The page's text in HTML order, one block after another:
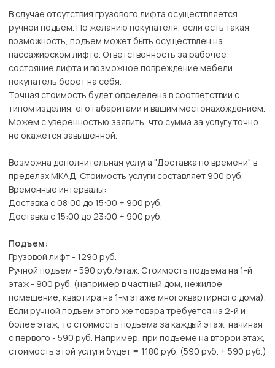
В случае отсутствия грузового лифта осуществляется
ручной подъем. По желанию покупателя, если есть такая
возможность, подъем может быть осуществлен на
пассажирском лифте. Ответственность за рабочее
состояние лифта и возможное повреждение мебели
покупатель берет на себя.
Точная стоимость будет определена в соответствии с
типом изделия, его габаритами и вашим местонахождением.
Можем с уверенностью заявить, что сумма за услугу точно
не окажется завышенной.
Возможна дополнительная услуга "Доставка по времени" в
пределах МКАД. Стоимость услуги составляет 900 руб.
Временные интервалы:
Доставка с 08:00 до 15:00 + 900 руб.
Доставка с 15:00 до 23:00 + 900 руб.
Подъем:
Грузовой лифт - 1290 руб.
Ручной подъем - 590 руб./этаж. Стоимость подъема на 1-й
этаж - 900 руб. (например в частный дом, нежилое
помещение, квартира на 1-м этаже многоквартирного дома).
Если ручной подъем этого же товара требуется на 2-й и
более этаж, то стоимость подъема за каждый этаж, начиная
с первого - 590 руб. Например, при подъеме на второй этаж,
стоимость этой услуги будет = 1180 руб. (590 руб. + 590 руб.)